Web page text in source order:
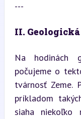
---
II.
Na hodinách
počujeme o
tvárnosť Zeme.
príkladom
siaha niekoľko